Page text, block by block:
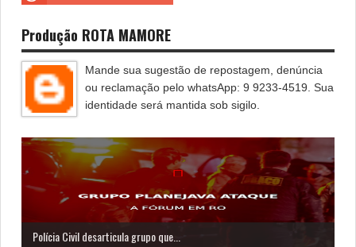
Produção ROTA MAMORE
Mande sua sugestão de repostagem, denúncia
ou reclamação pelo whatsApp: 9 9233-4519. Sua
identidade será mantida sob sigilo.
Polícia Civil desarticula grupo que...